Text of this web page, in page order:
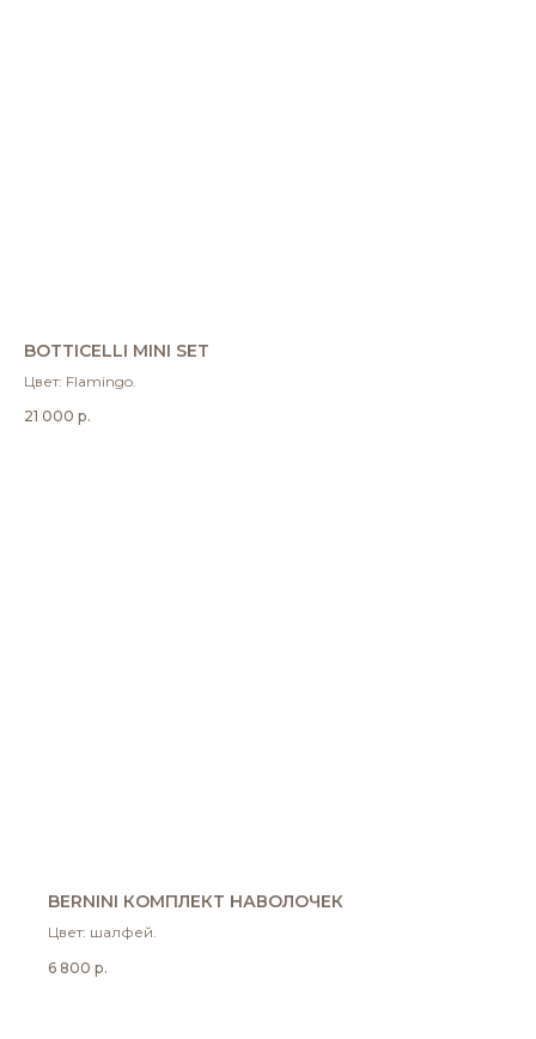
BOTTICELLI MINI SET
Цвет: Flamingo.
21 000 р.
BERNINI КОМПЛЕКТ НАВОЛОЧЕК
Цвет: шалфей.
6 800 р.